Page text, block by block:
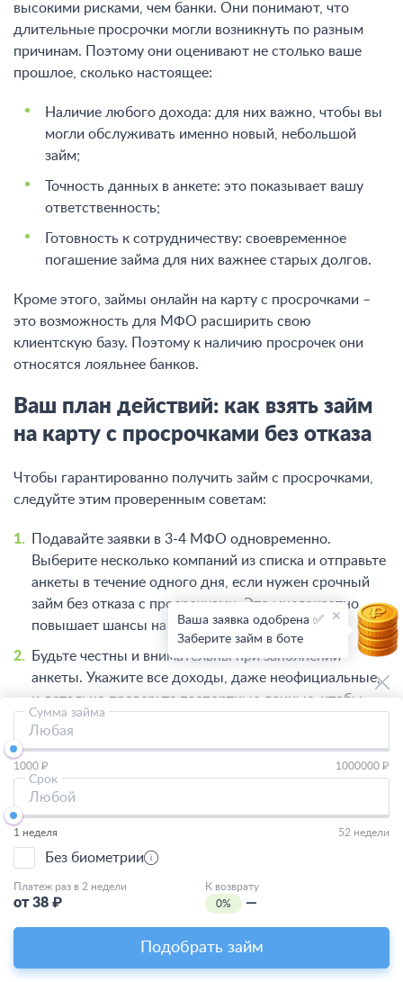
Любая
Сумма займа
1000 ₽ 1000000 ₽
Любой
Срок
1 неделя 52 недели
Без биометрии
Платеж раз в 2 недели
от38 ₽
К возврату
0%
—
Подобрать займ
высокими рисками, чем банки. Они понимают, что
длительные просрочки могли возникнуть по разным
причинам. Поэтому они оценивают не столько ваше
прошлое, сколько настоящее:
Наличие любого дохода: для них важно, чтобы вы
могли обслуживать именно новый, небольшой
займ;
Точность данных в анкете: это показывает вашу
ответственность;
Готовность к сотрудничеству: своевременное
погашение займа для них важнее старых долгов.
Кроме этого, займы онлайн на карту с просрочками –
это возможность для МФО расширить свою
клиентскую базу. Поэтому к наличию просрочек они
относятся лояльнее банков.
Ваш план действий: как взять займ
на карту с просрочками без отказа
Чтобы гарантированно получить займ с просрочками,
следуйте этим проверенным советам:
Подавайте заявки в 3-4 МФО одновременно.
Выберите несколько компаний из списка и отправьте
анкеты в течение одного дня, если нужен срочный
займ без отказа с просрочками. Это многократно
повышает шансы на одобрение;
Будьте честны и внимательны при заполнении
анкеты. Укажите все доходы, даже неофициальные,
и детально проверьте паспортные данные, чтобы
оформить займ без отказа с просрочками;
Не запрашивайте максимальную сумму. При первом
обращении в сложной ситуации попросите немного
(5-10 тыс. руб.). Это продемонстрирует вашу
адекватность и повысит доверие – взять займ с
просрочками срочно будет проще.
Как новый займ может помочь
исправить кредитную историю
Взять займ с просрочками и вовремя его погасить – это
лучший способ начать реабилитацию вашей КИ.
Ваша заявка одобрена ✅
Заберите займ в боте